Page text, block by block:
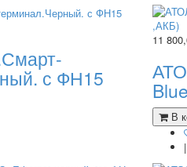
с ФН15
11
В
|